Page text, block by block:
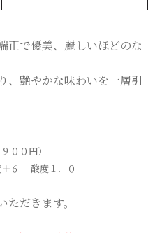
正で優美、麗しいほどのな
、艶やかな味わいを一層引
００円）
６ 酸度１．０
だきます。